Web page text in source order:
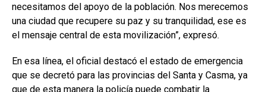
necesitamos del apoyo de la población. Nos merecemos
una ciudad que recupere su paz y su tranquilidad, ese es
el mensaje central de esta movilización”, expresó.
En esa línea, el oficial destacó el estado de emergencia
que se decretó para las provincias del Santa y Casma, ya
que de esta manera la policía puede combatir la